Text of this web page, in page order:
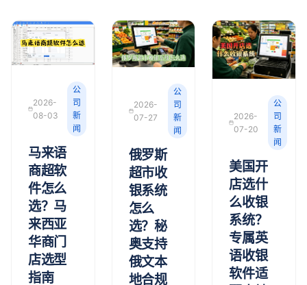
2026-
08-03
公
司
新
闻
马来语
商超软
件怎么
选？马
来西亚
华商门
店选型
指南
2026-
07-27
公
司
新
闻
俄罗斯
超市收
银系统
怎么
选？秘
奥支持
俄文本
地合规
2026-
07-20
公
司
新
闻
美国开
店选什
么收银
系统？
专属英
语收银
软件适